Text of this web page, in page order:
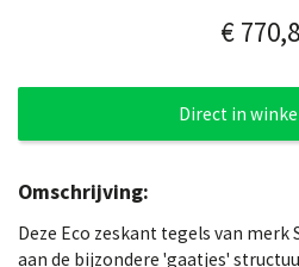
€
Direct in
Omschrijving:
Deze Eco zeskant tegels van
aan de bijzondere 'gaatjes'